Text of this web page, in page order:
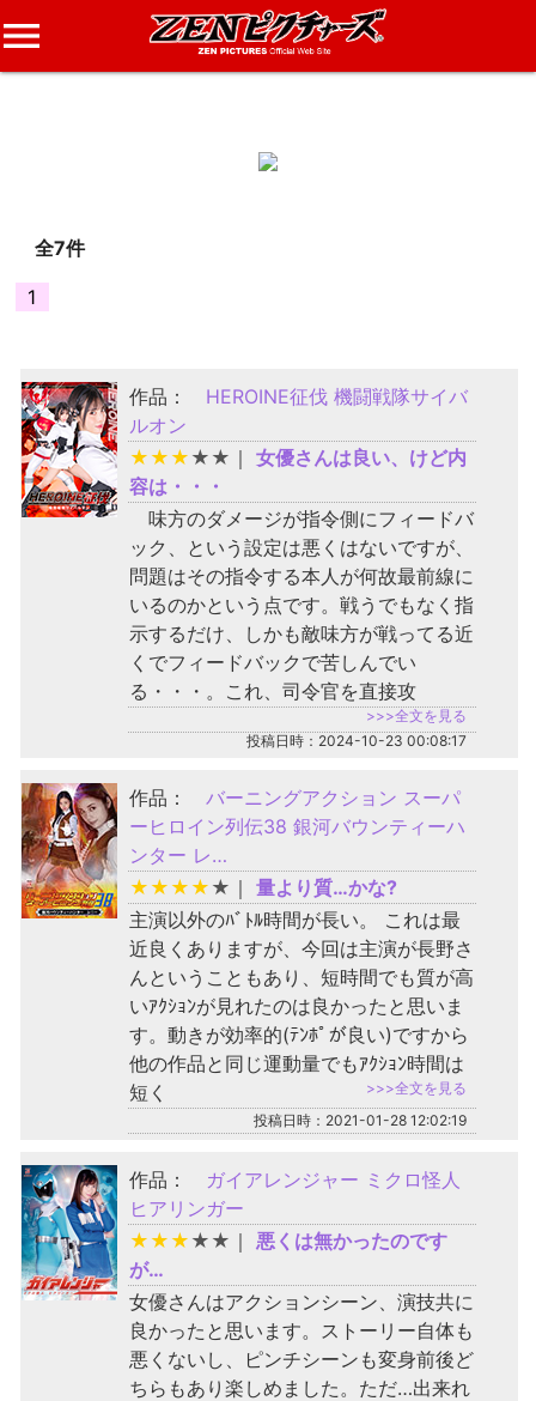
全7件
1
作品： HEROINE征伐 機闘戦隊サイバ
ルオン
★ ★ ★ ★ ★ ｜ 女優さんは良い、けど内
容は・・・
味方のダメージが指令側にフィードバ
ック、という設定は悪くはないですが、
問題はその指令する本人が何故最前線に
いるのかという点です。戦うでもなく指
示するだけ、しかも敵味方が戦ってる近
くでフィードバックで苦しんでい
る・・・。これ、司令官を直接攻
>>>全文を見る
投稿日時：2024-10-23 00:08:17
作品： バーニングアクション スーパ
ーヒロイン列伝38 銀河バウンティーハ
ンター レ…
★ ★ ★ ★ ★ ｜ 量より質…かな?
主演以外のﾊﾞﾄﾙ時間が長い。 これは最
近良くありますが、今回は主演が長野さ
んということもあり、短時間でも質が高
いｱｸｼｮﾝが見れたのは良かったと思いま
す。動きが効率的(ﾃﾝﾎﾟが良い)ですから
他の作品と同じ運動量でもｱｸｼｮﾝ時間は
短く
>>>全文を見る
投稿日時：2021-01-28 12:02:19
作品： ガイアレンジャー ミクロ怪人
ヒアリンガー
★ ★ ★ ★ ★ ｜ 悪くは無かったのです
が…
女優さんはアクションシーン、演技共に
良かったと思います。ストーリー自体も
悪くないし、ピンチシーンも変身前後ど
ちらもあり楽しめました。ただ…出来れ